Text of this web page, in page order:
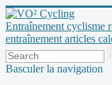
Entraînement cyclisme
entraînement articles
Basculer la navigation